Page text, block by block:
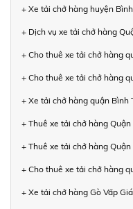
+ Xe tải chở hàng huyện
+ Dịch vụ xe tải chở hàng
+ Cho thuê xe tải chở hàng
+ Cho thuê xe tải chở hàng
+ Xe tải chở hàng quận Bình
+ Thuê xe tải chở hàng
+ Thuê xe tải chở hàng
+ Cho thuê xe tải chở hàng
+ Xe tải chở hàng Gò Vấp